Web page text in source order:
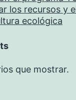
los recursos y
ecológica
que mostrar.